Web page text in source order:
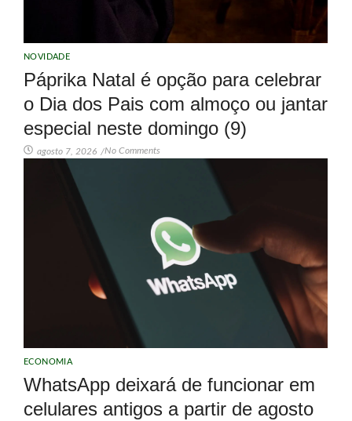
NOVIDADE
Páprika Natal é opção para celebrar
o Dia dos Pais com almoço ou jantar
especial neste domingo (9)
agosto 7, 2026 /No Comments
ECONOMIA
WhatsApp deixará de funcionar em
celulares antigos a partir de agosto